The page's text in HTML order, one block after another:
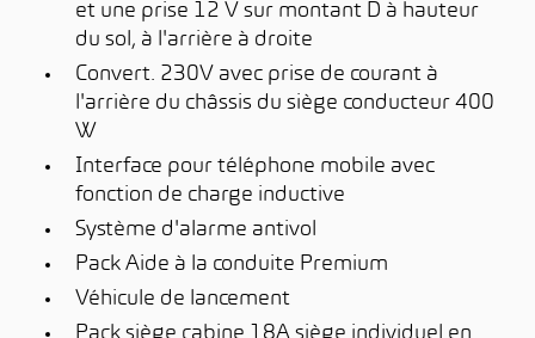
et une prise 12 V sur montant D à hauteur
du sol, à l'arrière à droite
Convert. 230V avec prise de courant à
l'arrière du châssis du siège conducteur 400
W
Interface pour téléphone mobile avec
fonction de charge inductive
Système d'alarme antivol
Pack Aide à la conduite Premium
Véhicule de lancement
Pack siège cabine 18A siège individuel en